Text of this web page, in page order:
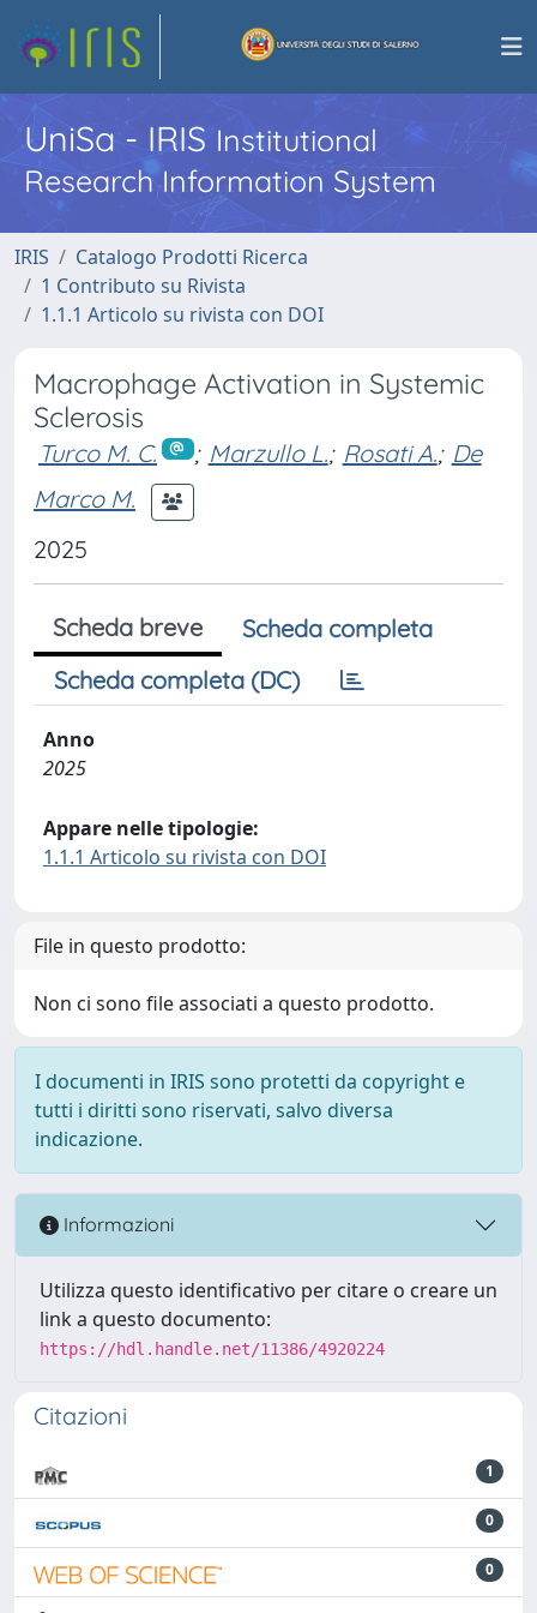
UniSa - IRISInstitutional
Research Information System
IRIS
Catalogo Prodotti Ricerca
1 Contributo su Rivista
1.1.1 Articolo su rivista con DOI
Macrophage Activation in Systemic
Sclerosis
Turco M. C. ; Marzullo L.; Rosati A.; De
Marco M.
2025
Scheda breve
Scheda completa
Scheda completa (DC)
Anno
2025
Appare nelle tipologie:
1.1.1 Articolo su rivista con DOI
File in questo prodotto:
Non ci sono file associati a questo prodotto.
I documenti in IRIS sono protetti da copyright e
tutti i diritti sono riservati, salvo diversa
indicazione.
Informazioni
Utilizza questo identificativo per citare o creare un
link a questo documento:
https://hdl.handle.net/11386/4920224
Citazioni
1
0
0